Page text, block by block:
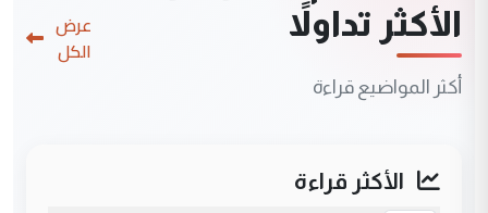
الأكثر تداولاً
أكثر المواضيع قراءة
عرض
الكل
الأكثر قراءة